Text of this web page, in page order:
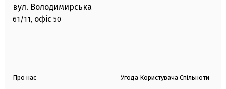
вул. Володимирська
61/11, офіс 50
Про нас Угода Користувача Спільноти